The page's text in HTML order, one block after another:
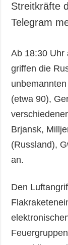
Streitkräfte
Telegram
Ab 18:30 Uhr
griffen die
(etwa 90),
Brjansk,
(Russland),
an.
Den